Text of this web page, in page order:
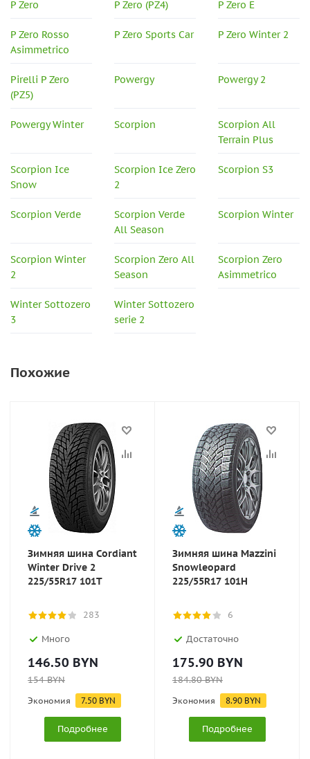
P Zero P Zero (PZ4) P Zero E
P Zero Rosso
Asimmetrico
P Zero Sports Car P Zero Winter 2
Pirelli P Zero
(PZ5)
Powergy Powergy 2
Powergy Winter Scorpion
Scorpion All
Terrain Plus
Scorpion Ice
Snow
Scorpion Ice Zero
2
Scorpion S3
Scorpion Verde
Scorpion Verde
All Season
Scorpion Winter
Scorpion Winter
2
Scorpion Zero All
Season
Scorpion Zero
Asimmetrico
Winter Sottozero
3
Winter Sottozero
serie 2
Похожие
Зимняя шина Cordiant
Winter Drive 2
225/55R17 101T
283
Много
146.50 BYN
154BYN
Экономия 7.50 BYN
Подробнее
Зимняя шина Mazzini
Snowleopard
225/55R17 101H
6
Достаточно
175.90 BYN
184.80BYN
Экономия 8.90 BYN
Подробнее